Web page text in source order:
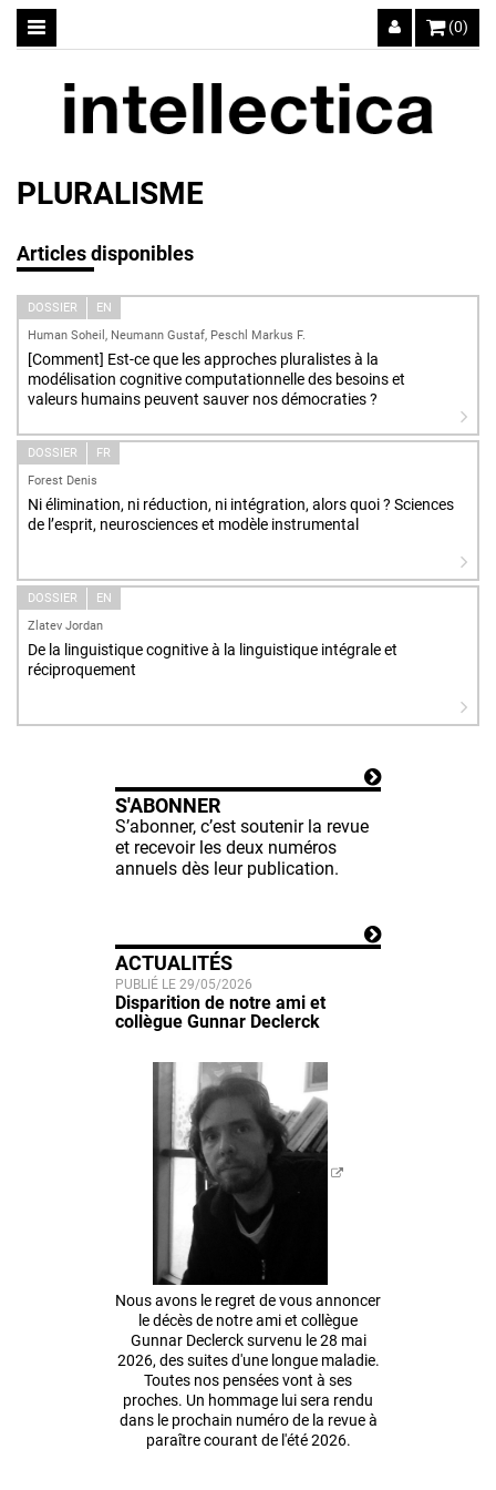
(0)
PLURALISME
Articles disponibles
DOSSIER
EN
Human Soheil, Neumann Gustaf, Peschl Markus F.
[Comment] Est-ce que les approches pluralistes à la
modélisation cognitive computationnelle des besoins et
valeurs humains peuvent sauver nos démocraties ?
DOSSIER
FR
Forest Denis
Ni élimination, ni réduction, ni intégration, alors quoi ? Sciences
de l’esprit, neurosciences et modèle instrumental
DOSSIER
EN
Zlatev Jordan
De la linguistique cognitive à la linguistique intégrale et
réciproquement
S'ABONNER
S’abonner, c’est soutenir la revue
et recevoir les deux numéros
annuels dès leur publication.
ACTUALITÉS
PUBLIÉ LE 29/05/2026
Disparition de notre ami et
collègue Gunnar Declerck
Nous avons le regret de vous annoncer
le décès de notre ami et collègue
Gunnar Declerck survenu le 28 mai
2026, des suites d'une longue maladie.
Toutes nos pensées vont à ses
proches. Un hommage lui sera rendu
dans le prochain numéro de la revue à
paraître courant de l'été 2026.